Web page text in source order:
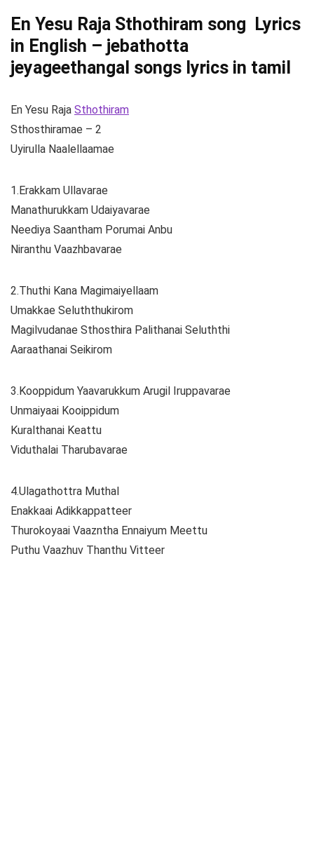
En Yesu Raja Sthothiram song Lyrics
in English – jebathotta
jeyageethangal songs lyrics in tamil
En Yesu Raja Sthothiram
Sthosthiramae – 2
Uyirulla Naalellaamae
1.Erakkam Ullavarae
Manathurukkam Udaiyavarae
Neediya Saantham Porumai Anbu
Niranthu Vaazhbavarae
2.Thuthi Kana Magimaiyellaam
Umakkae Seluththukirom
Magilvudanae Sthosthira Palithanai Seluththi
Aaraathanai Seikirom
3.Kooppidum Yaavarukkum Arugil Iruppavarae
Unmaiyaai Kooippidum
Kuralthanai Keattu
Viduthalai Tharubavarae
4.Ulagathottra Muthal
Enakkaai Adikkappatteer
Thurokoyaai Vaazntha Ennaiyum Meettu
Puthu Vaazhuv Thanthu Vitteer